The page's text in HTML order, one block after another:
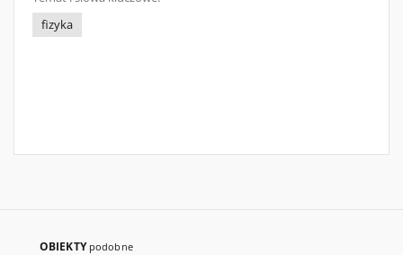
fizyka
OBIEKTY podobne